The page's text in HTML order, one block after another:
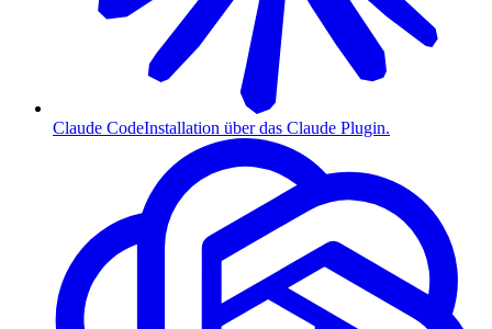
Claude CodeInstallation über das Claude Plugin.